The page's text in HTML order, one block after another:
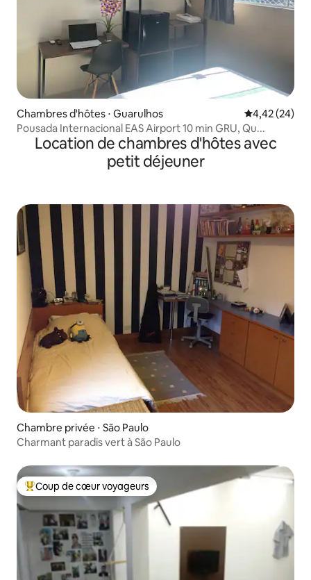
Chambres d'hôtes ⋅ Guarulhos Évaluation
4,42 (24)
Pousada Internacional EAS Airport 10 min GRU, Qu...
Location de chambres d'hôtes avec
petit déjeuner
Chambre privée ⋅ São Paulo
Charmant paradis vert à São Paulo
Coups de cœur voyageurs les plus appréciés
Coup de cœur voyageurs